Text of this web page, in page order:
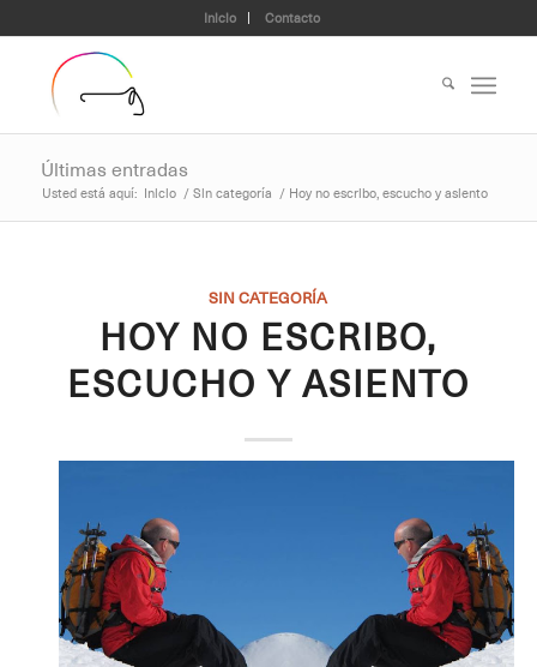
Inicio Contacto
Últimas entradas
Usted está aquí: Inicio / Sin categoría / Hoy no escribo, escucho y asiento
SIN CATEGORÍA
HOY NO ESCRIBO,
ESCUCHO Y ASIENTO